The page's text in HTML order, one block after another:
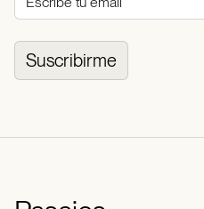
Suscribirme